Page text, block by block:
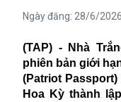
Ngày đăng: 28/6/2026
(TAP) - Nhà
phiên bản giới
(Patriot
Hoa Kỳ thành